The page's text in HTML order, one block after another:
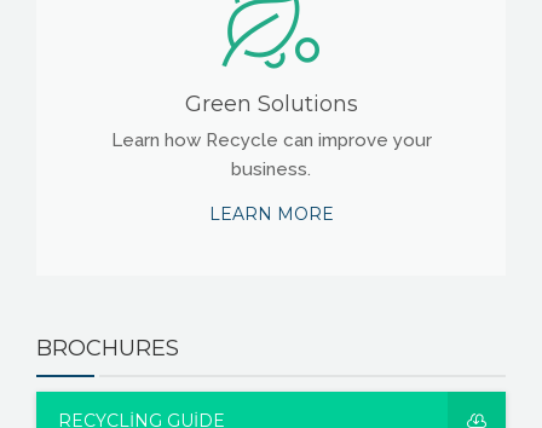
Green Solutions
Learn how Recycle can improve your
business.
LEARN MORE
BROCHURES
RECYCLING GUIDE